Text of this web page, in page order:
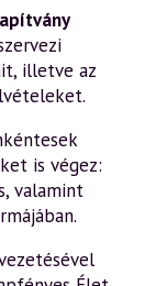
illetve az
is végez:
valamint